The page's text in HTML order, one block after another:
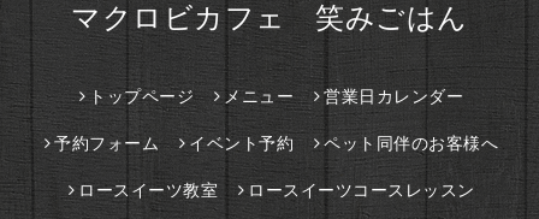
マクロビカフェ 笑みごはん
トップページ メニュー 営業日カレンダー
予約フォーム イベント予約 ペット同伴のお客様へ
ロースイーツ教室 ロースイーツコースレッスン